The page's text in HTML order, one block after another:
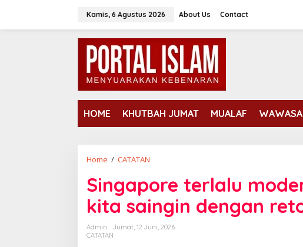
konten
Kamis, 6 Agustus 2026 About Us Contact
HOME KHUTBAH JUMAT MUALAF
Home / CATATAN
modern
dan
kuat
untuk
kita
Singapore terlalu
kita saingin dengan
Admin
Jumat, 12 Juni, 2026
CATATAN